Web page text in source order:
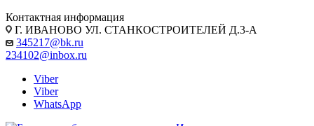
Контактная информация
Г. ИВАНОВО УЛ. СТАНКОСТРОИТЕЛЕЙ Д.3-А
345217@bk.ru
234102@inbox.ru
Viber
Viber
WhatsApp